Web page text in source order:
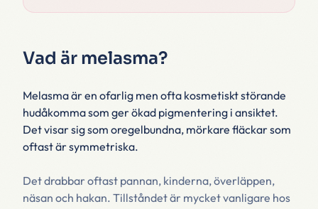
Vad är melasma?
Melasma är en ofarlig men ofta kosmetiskt störande
hudåkomma som ger ökad pigmentering i ansiktet.
Det visar sig som oregelbundna, mörkare fläckar som
oftast är symmetriska.
Det drabbar oftast pannan, kinderna, överläppen,
näsan och hakan. Tillståndet är mycket vanligare hos